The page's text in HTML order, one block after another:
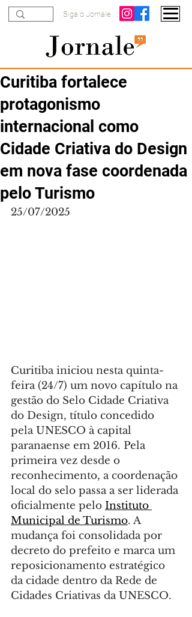
Siga o Jornale
Curitiba fortalece
protagonismo
internacional como
Cidade Criativa do Design
em nova fase coordenada
pelo Turismo
25/07/2025
Curitiba iniciou nesta quinta-
feira (24/7) um novo capítulo na
gestão do Selo Cidade Criativa
do Design, título concedido
pela UNESCO à capital
paranaense em 2016. Pela
primeira vez desde o
reconhecimento, a coordenação
local do selo passa a ser liderada
oficialmente pelo Instituto
Municipal de Turismo. A
mudança foi consolidada por
decreto do prefeito e marca um
reposicionamento estratégico
da cidade dentro da Rede de
Cidades Criativas da UNESCO.